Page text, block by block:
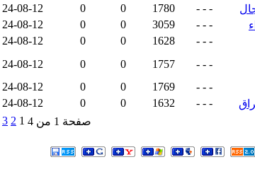
- - -
1780
0
0
24-08-12
- - -
3059
0
0
24-08-12
- - -
1628
0
0
24-08-12
- - -
1757
0
0
24-08-12
- - -
1769
0
0
24-08-12
- - -
1632
0
0
24-08-12
صفحة 1 من 4
1
2
3